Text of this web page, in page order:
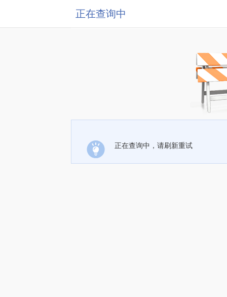
正在查询中
正在查询中，请刷新重试